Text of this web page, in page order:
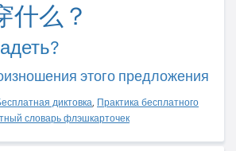
什么？
этого предложения
диктовка, Практика бесплатного
словарь флэшкарточек